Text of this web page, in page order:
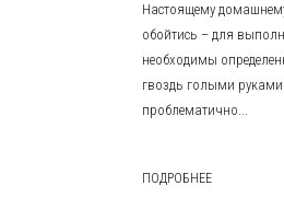
Настоящему
обойтись – для
необходимы
гвоздь голыми
проблематично...
ПОДРОБНЕЕ